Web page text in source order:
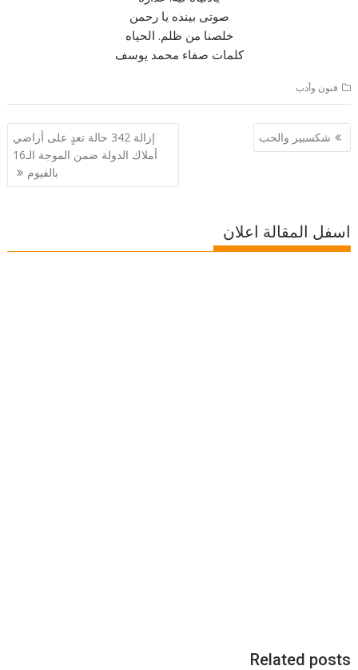
صوتى بينده يا رحمن
خلصنا من ظلم. الحياه
كلمات صفاء محمد يوسف
فنون وأدب
تصفّح
المقالات
شكسبير والحب
إزالة 342 حالة تعدٍ على أراضي
أملاك الدولة ضمن الموجة الـ16
بالفيوم
اسفل المقالة اعلان
Related posts